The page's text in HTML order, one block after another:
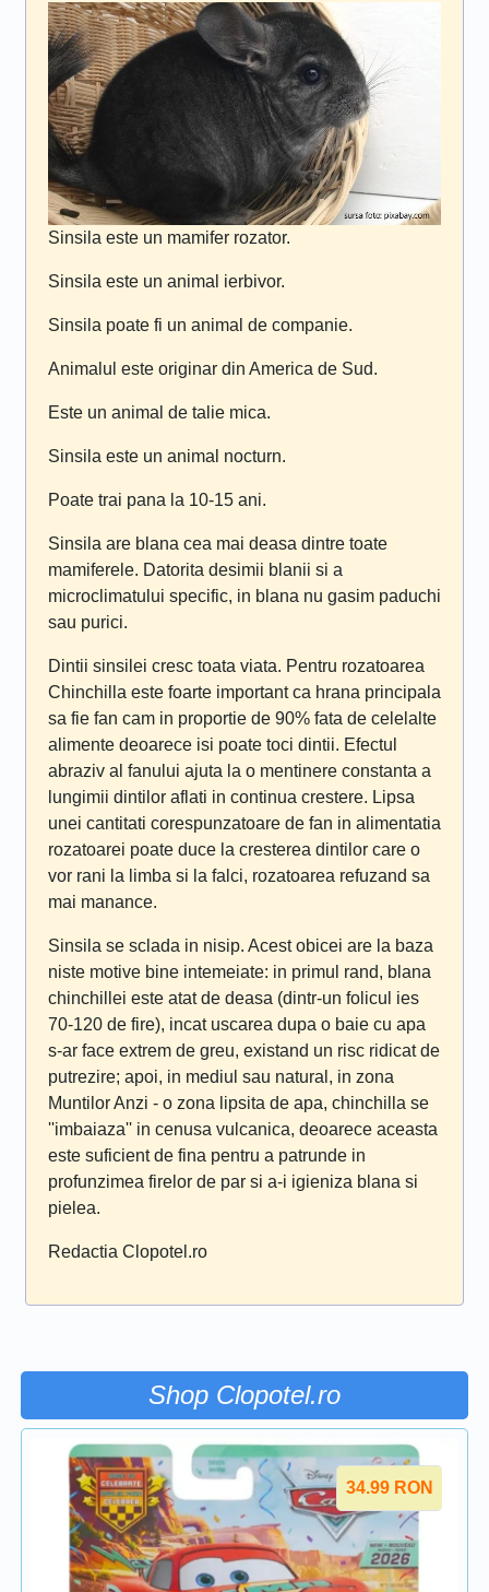
Sinsila este un mamifer rozator.
Sinsila este un animal ierbivor.
Sinsila poate fi un animal de companie.
Animalul este originar din America de Sud.
Este un animal de talie mica.
Sinsila este un animal nocturn.
Poate trai pana la 10-15 ani.
Sinsila are blana cea mai deasa dintre toate
mamiferele. Datorita desimii blanii si a
microclimatului specific, in blana nu gasim paduchi
sau purici.
Dintii sinsilei cresc toata viata. Pentru rozatoarea
Chinchilla este foarte important ca hrana principala
sa fie fan cam in proportie de 90% fata de celelalte
alimente deoarece isi poate toci dintii. Efectul
abraziv al fanului ajuta la o mentinere constanta a
lungimii dintilor aflati in continua crestere. Lipsa
unei cantitati corespunzatoare de fan in alimentatia
rozatoarei poate duce la cresterea dintilor care o
vor rani la limba si la falci, rozatoarea refuzand sa
mai manance.
Sinsila se sclada in nisip. Acest obicei are la baza
niste motive bine intemeiate: in primul rand, blana
chinchillei este atat de deasa (dintr-un folicul ies
70-120 de fire), incat uscarea dupa o baie cu apa
s-ar face extrem de greu, existand un risc ridicat de
putrezire; apoi, in mediul sau natural, in zona
Muntilor Anzi - o zona lipsita de apa, chinchilla se
''imbaiaza'' in cenusa vulcanica, deoarece aceasta
este suficient de fina pentru a patrunde in
profunzimea firelor de par si a-i igieniza blana si
pielea.
Redactia Clopotel.ro
Shop Clopotel.ro
34.99 RON